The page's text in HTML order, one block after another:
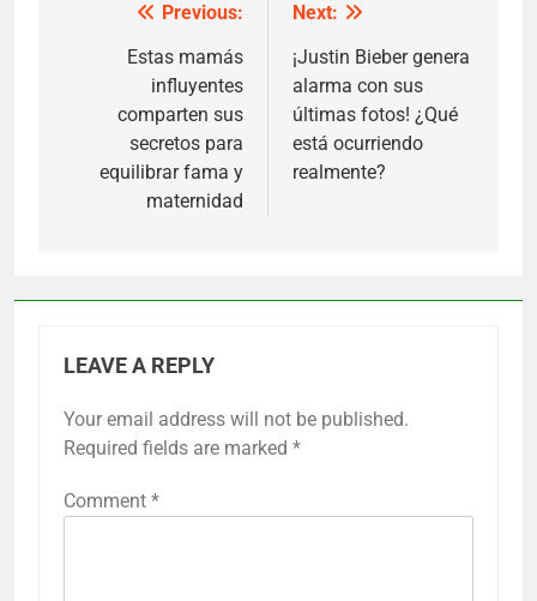
navigation
Previous:
Estas mamás
influyentes
comparten sus
secretos para
equilibrar fama y
maternidad
Next:
¡Justin Bieber genera
alarma con sus
últimas fotos! ¿Qué
está ocurriendo
realmente?
LEAVE A REPLY
Your email address will not be published.
Required fields are marked *
Comment *